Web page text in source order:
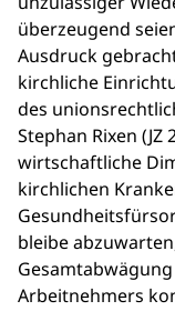
überzeugend
Ausdruck
kirchliche
des
Stephan Rixen (JZ
wirtschaftliche
kirchlichen
bleibe
Arbeitnehmers